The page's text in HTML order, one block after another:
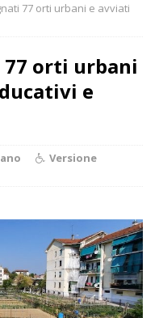
77 orti urbani e avviati
77 orti urbani
e
Versione